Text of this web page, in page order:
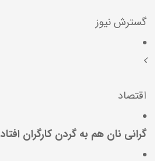
گسترش نیوز
اقتصاد
گرانی نان هم به گردن کارگران افتاد